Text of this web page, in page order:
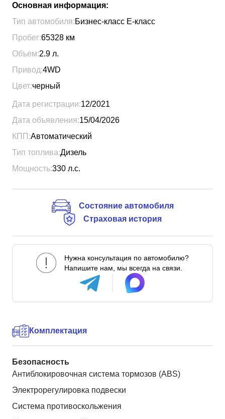
Основная информация:
Тип автомобиля:Бизнес-класс Е-класс
Пробег:65328 км
Объем:2.9 л.
Привод:4WD
Цвет:черный
Дата регистрации:12/2021
Дата объявления:15/04/2026
КПП:Автоматический
Тип топлива:Дизель
Мощность:330 л.с.
Состояние автомобиля
Страховая история
Нужна консультация по автомобилю?
Напишите нам, мы всегда на связи.
Комплектация
Безопасность
Антиблокировочная система тормозов (ABS)
Электрорегулировка подвески
Система противоскольжения